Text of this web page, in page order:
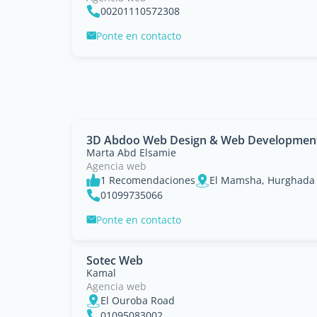
00201110572308
Ponte en contacto
3D Abdoo Web Design & Web
Marta Abd Elsamie
Agencia web
1 Recomendaciones
El Mamsha, Hurghada
01099735066
Ponte en contacto
Sotec Web
Kamal
Agencia web
El Ouroba Road